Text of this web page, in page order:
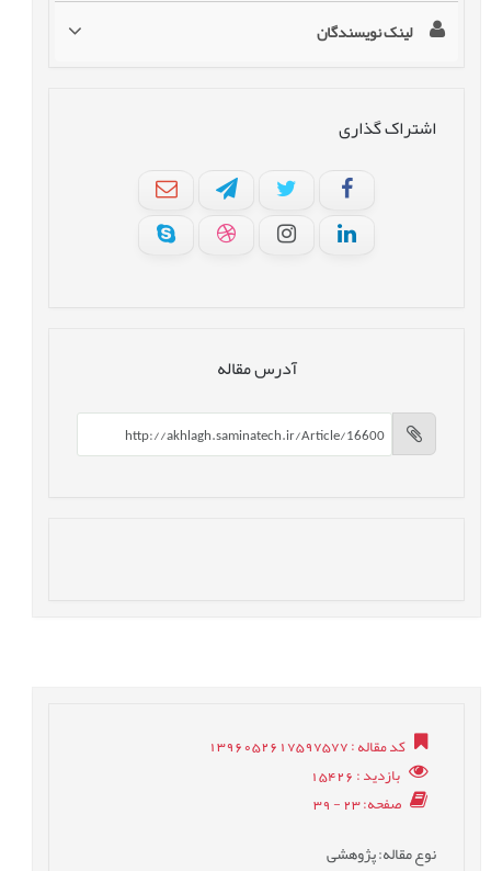
لینک نویسندگان
اشتراک گذاری
آدرس مقاله
کد مقاله: 1396052617597577
بازدید: 15426
صفحه: 23 - 39
نوع مقاله: پژوهشی